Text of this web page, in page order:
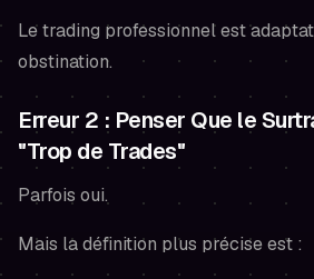
Le trading professionnel est
obstination.
Erreur 2 : Penser Que le
"Trop de Trades"
Parfois oui.
Mais la définition plus précise est :